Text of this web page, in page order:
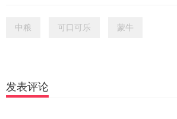
中粮 可口可乐 蒙牛
发表评论